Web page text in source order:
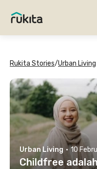
Rukita Stories/Urban Living
Urban Living · 10
Childfree